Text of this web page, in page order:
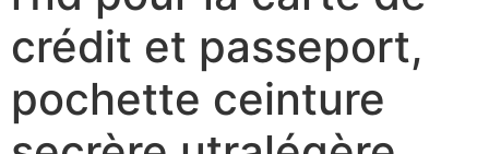
crédit et passeport,
pochette ceinture